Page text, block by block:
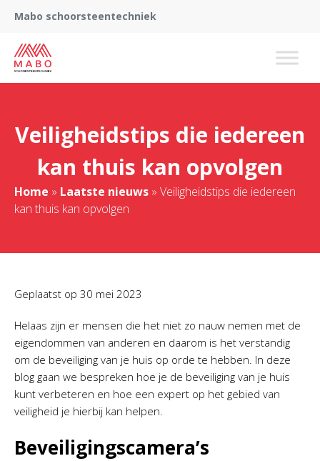
Mabo schoorsteentechniek
Veiligheidstips die iedereen
kan thuis kan opvolgen
Home » Laatste nieuws » Veiligheidstips die iedereen
kan thuis kan opvolgen
Geplaatst op 30 mei 2023
Helaas zijn er mensen die het niet zo nauw nemen met de
eigendommen van anderen en daarom is het verstandig
om de beveiliging van je huis op orde te hebben. In deze
blog gaan we bespreken hoe je de beveiliging van je huis
kunt verbeteren en hoe een expert op het gebied van
veiligheid je hierbij kan helpen.
Beveiligingscamera’s